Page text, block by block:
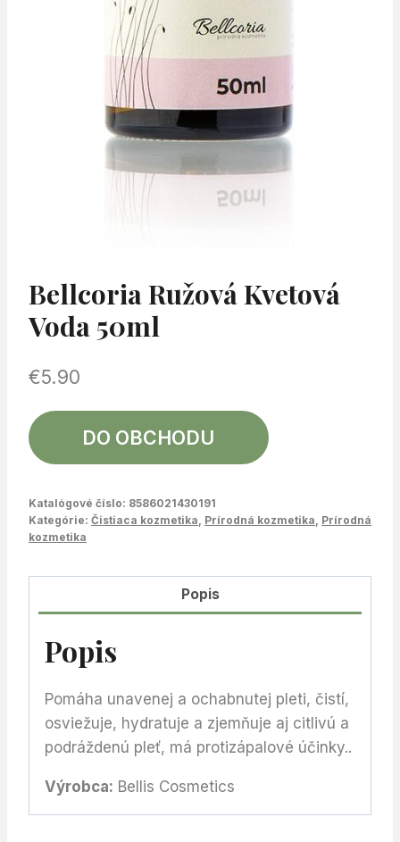
Bellcoria Ružová Kvetová
Voda 50ml
€5.90
DO OBCHODU
Katalógové číslo: 8586021430191
Kategórie: Čistiaca kozmetika Prírodná kozmetika Prírodná
kozmetika
Popis
Popis
Pomáha unavenej a ochabnutej pleti, čistí,
osviežuje, hydratuje a zjemňuje aj citlivú a
podráždenú pleť, má protizápalové účinky..
Výrobca: Bellis Cosmetics